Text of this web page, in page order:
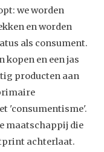
we worden
en worden
als consument.
kopen en een jas
producten aan
'consumentisme'.
maatschappij die
achterlaat.